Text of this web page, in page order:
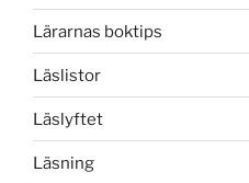
Lärarnas boktips
Läslistor
Läslyftet
Läsning